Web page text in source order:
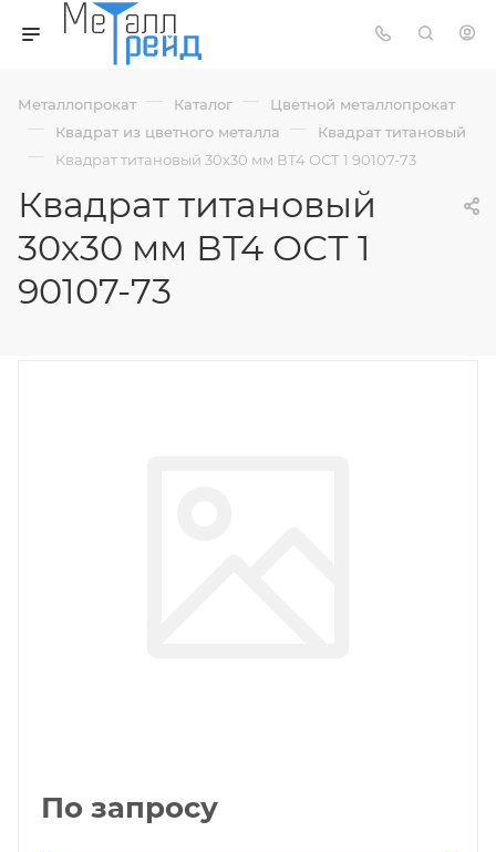
Металлопрокат — Каталог — Цветной металлопрокат
— Квадрат из цветного металла — Квадрат титановый
— Квадрат титановый 30х30 мм ВТ4 ОСТ 1 90107-73
Квадрат титановый
30х30 мм ВТ4 ОСТ 1
90107-73
По запросу